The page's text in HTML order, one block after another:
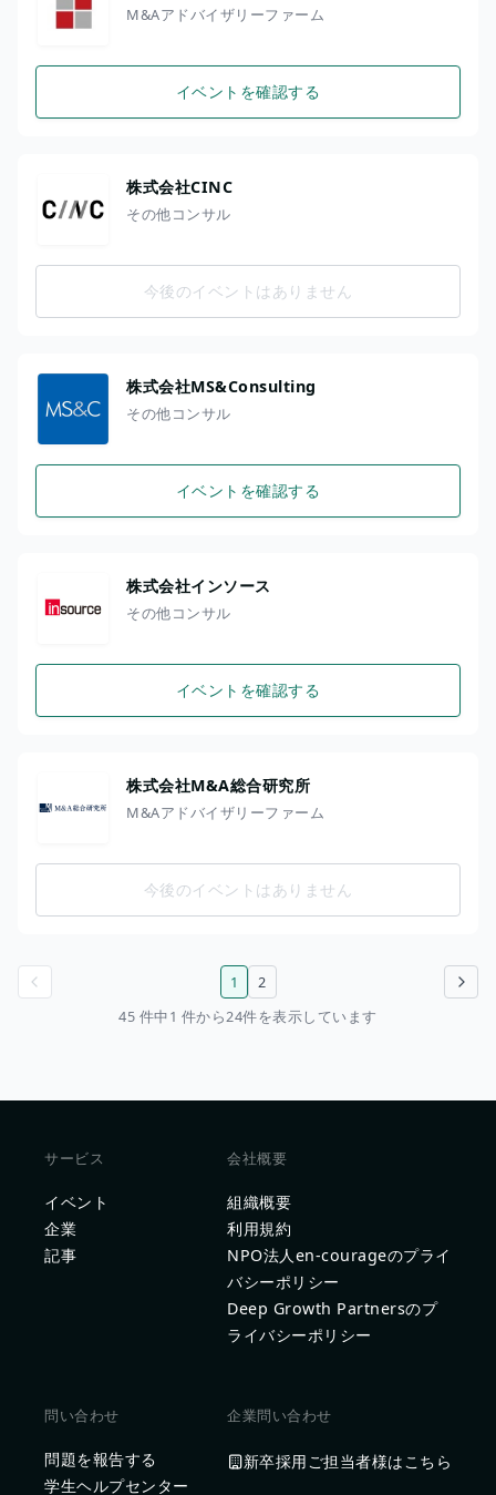
M&Aアドバイザリーファーム
イベントを確認する
株式会社CINC
その他コンサル
今後のイベントはありません
株式会社MS&Consulting
その他コンサル
イベントを確認する
株式会社インソース
その他コンサル
イベントを確認する
株式会社M&A総合研究所
M&Aアドバイザリーファーム
今後のイベントはありません
次のページ
1
2
45 件中1 件から24件を表示しています
サービス
イベント
企業
記事
会社概要
組織概要
利用規約
NPO法人en-courageのプライ
バシーポリシー
Deep Growth Partnersのプ
ライバシーポリシー
問い合わせ
問題を報告する
学生ヘルプセンター
企業問い合わせ
新卒採用ご担当者様はこちら